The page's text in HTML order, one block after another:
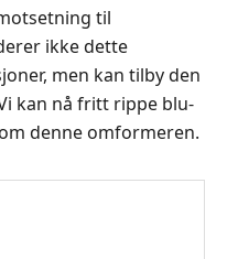
til
ikke dette
men kan tilby den
kan nå fritt rippe blu-
denne omformeren.